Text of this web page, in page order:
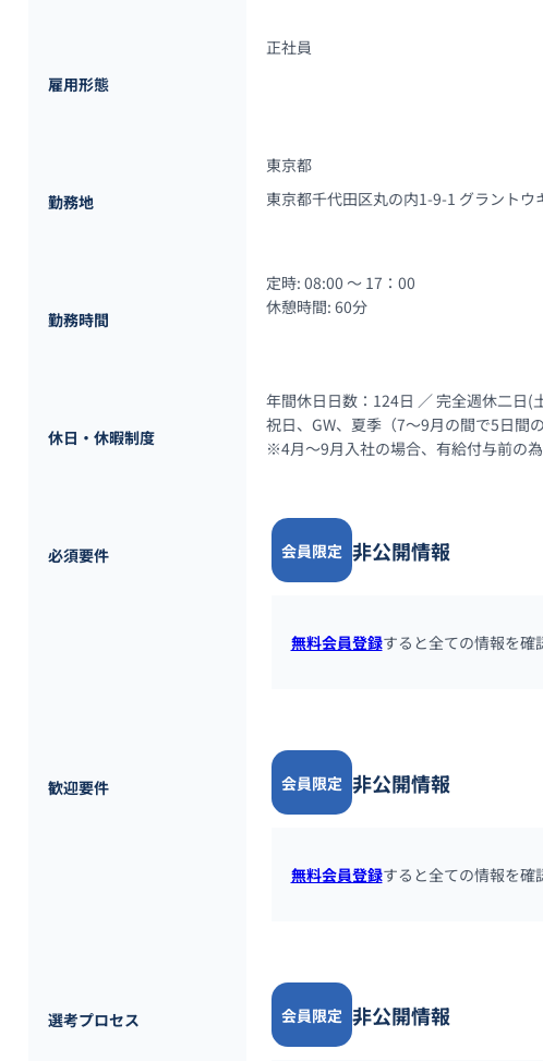
雇用形態
正社員
勤務地
東京都
東京都千代田区丸の内1-9-1 グラントウ
勤務時間
定時: 08:00 〜 17：00
休憩時間: 60分
休日・休暇制度
年間休日日数：124日 ／ 完全週休二日(
祝日、GW、夏季（7〜9月の間で5日間
※4月〜9月入社の場合、有給付与前の
必須要件 会員限定 非公開情報
無料会員登録すると全ての情報を確
歓迎要件 会員限定 非公開情報
無料会員登録すると全ての情報を確
選考プロセス 会員限定 非公開情報